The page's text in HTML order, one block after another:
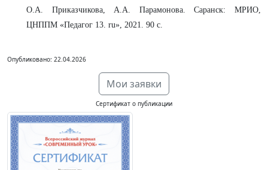
О.А. Приказчикова, А.А. Парамонова. Саранск: МРИО,
ЦНППМ «Педагог 13. ru», 2021. 90 с.
Опубликовано: 22.04.2026
Мои заявки
Сертификат о публикации